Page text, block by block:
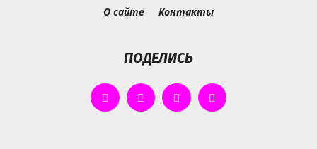
О сайте Контакты
ПОДЕЛИСЬ